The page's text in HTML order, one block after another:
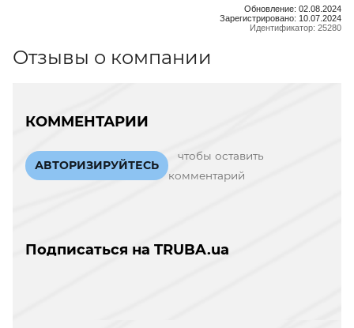
Обновление: 02.08.2024
Зарегистрировано: 10.07.2024
Идентификатор: 25280
Отзывы о компании
КОММЕНТАРИИ
АВТОРИЗИРУЙТЕСЬ
чтобы оставить
комментарий
Подписаться на TRUBA.ua